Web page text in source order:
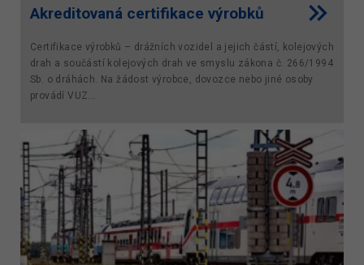
Akreditovaná certifikace výrobků
Certifikace výrobků – drážních vozidel a jejich částí, kolejových
drah a součástí kolejových drah ve smyslu zákona č. 266/1994
Sb. o dráhách. Na žádost výrobce, dovozce nebo jiné osoby
provádí VUZ...